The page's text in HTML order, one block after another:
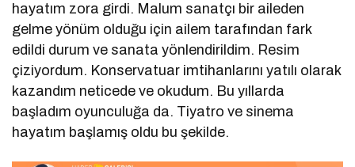
hayatım zora girdi. Malum sanatçı bir aileden
gelme yönüm olduğu için ailem tarafından fark
edildi durum ve sanata yönlendirildim. Resim
çiziyordum. Konservatuar imtihanlarını yatılı olarak
kazandım neticede ve okudum. Bu yıllarda
başladım oyunculuğa da. Tiyatro ve sinema
hayatım başlamış oldu bu şekilde.